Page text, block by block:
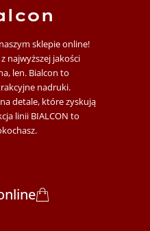
sklepie online!
najwyższej jakości
len. Bialcon to
nadruki.
detale, które zyskują
linii BIALCON to